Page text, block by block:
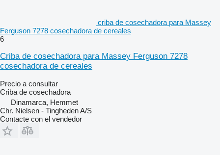
criba de cosechadora para Massey
Ferguson 7278 cosechadora de cereales
6
Criba de cosechadora para Massey Ferguson 7278
cosechadora de cereales
Precio a consultar
Criba de cosechadora
Dinamarca, Hemmet
Chr. Nielsen - Tingheden A/S
Contacte con el vendedor